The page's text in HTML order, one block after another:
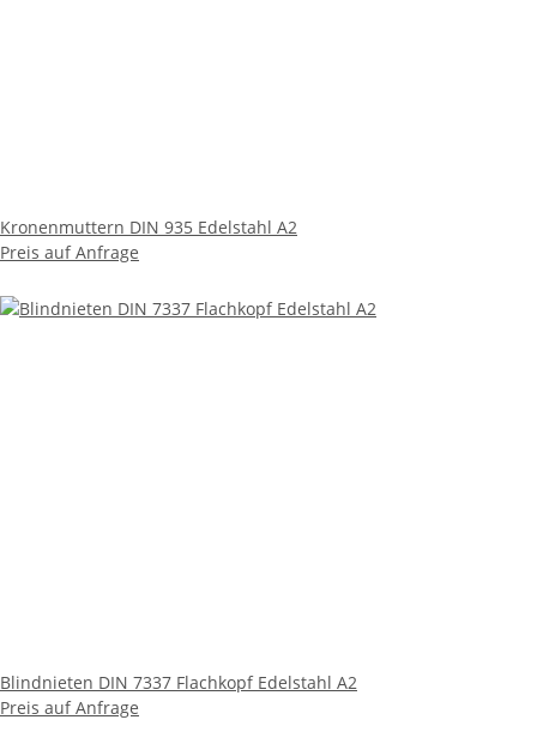
Kronenmuttern DIN 935 Edelstahl A2
Preis auf Anfrage
Blindnieten DIN 7337 Flachkopf Edelstahl A2
Preis auf Anfrage